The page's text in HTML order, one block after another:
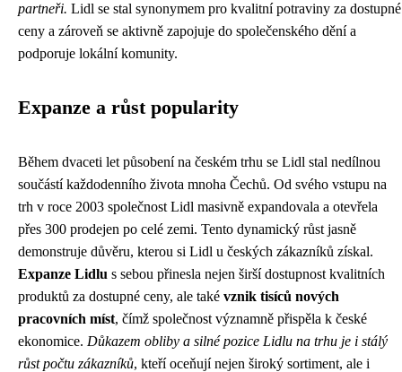
partneři. Lidl se stal synonymem pro kvalitní potraviny za dostupné
ceny a zároveň se aktivně zapojuje do společenského dění a
podporuje lokální komunity.
Expanze a růst popularity
Během dvaceti let působení na českém trhu se Lidl stal nedílnou
součástí každodenního života mnoha Čechů. Od svého vstupu na
trh v roce 2003 společnost Lidl masivně expandovala a otevřela
přes 300 prodejen po celé zemi. Tento dynamický růst jasně
demonstruje důvěru, kterou si Lidl u českých zákazníků získal.
Expanze Lidlu s sebou přinesla nejen širší dostupnost kvalitních
produktů za dostupné ceny, ale také vznik tisíců nových
pracovních míst, čímž společnost významně přispěla k české
ekonomice. Důkazem obliby a silné pozice Lidlu na trhu je i stálý
růst počtu zákazníků, kteří oceňují nejen široký sortiment, ale i